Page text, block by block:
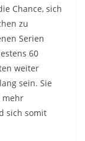
Chance, sich
zu
Serien
60
weiter
sein. Sie
mehr
sich somit